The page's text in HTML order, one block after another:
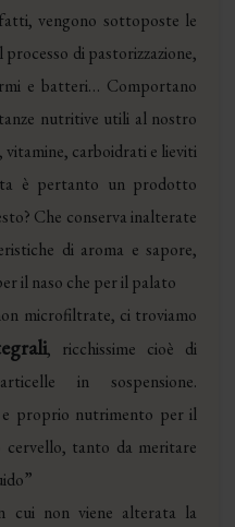
vengono sottoposte le
di pastorizzazione,
e batteri… Comportano
nutritive utili al nostro
carboidrati e lieviti
è pertanto un prodotto
Che conserva inalterate
di aroma e sapore,
il naso che per il palato
microfiltrate, ci troviamo
, ricchissime cioè di
in sospensione.
e proprio nutrimento per il
tanto da meritare
cui non viene alterata la